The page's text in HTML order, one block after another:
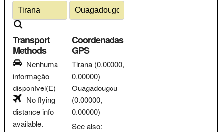
Transport
Methods
Nenhuma
informação
disponível(E)
No flying
distance info
available.
Coordenadas
GPS
Tirana (0.00000,
0.00000)
Ouagadougou
(0.00000,
0.00000)
See also: